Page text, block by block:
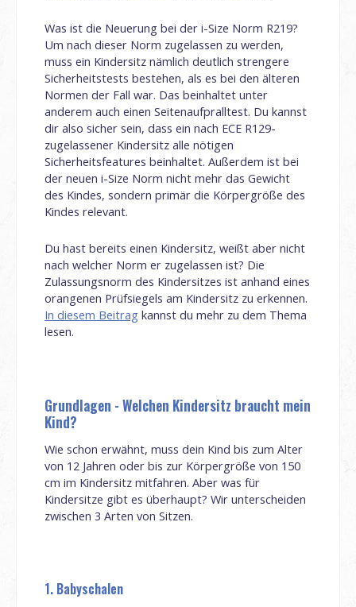
Was ist die Neuerung bei der i-Size Norm R219?
Um nach dieser Norm zugelassen zu werden,
muss ein Kindersitz nämlich deutlich strengere
Sicherheitstests bestehen, als es bei den älteren
Normen der Fall war. Das beinhaltet unter
anderem auch einen Seitenaufpralltest. Du kannst
dir also sicher sein, dass ein nach ECE R129-
zugelassener Kindersitz alle nötigen
Sicherheitsfeatures beinhaltet. Außerdem ist bei
der neuen i-Size Norm nicht mehr das Gewicht
des Kindes, sondern primär die Körpergröße des
Kindes relevant.
Du hast bereits einen Kindersitz, weißt aber nicht
nach welcher Norm er zugelassen ist? Die
Zulassungsnorm des Kindersitzes ist anhand eines
orangenen Prüfsiegels am Kindersitz zu erkennen.
In diesem Beitrag kannst du mehr zu dem Thema
lesen.
Grundlagen - Welchen Kindersitz braucht mein
Kind?
Wie schon erwähnt, muss dein Kind bis zum Alter
von 12 Jahren oder bis zur Körpergröße von 150
cm im Kindersitz mitfahren. Aber was für
Kindersitze gibt es überhaupt? Wir unterscheiden
zwischen 3 Arten von Sitzen.
1. Babyschalen